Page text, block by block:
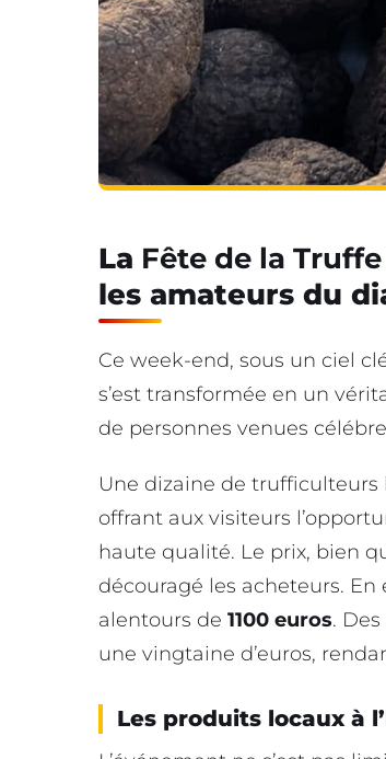
La Fête de la
les amateurs du
Ce week-end, sous un ciel
s’est transformée en un
de personnes venues
Une dizaine de
offrant aux visiteurs
haute qualité. Le prix, bien
découragé les acheteurs. En
alentours de 1100 euros.
une vingtaine d’euros,
Les produits locaux à